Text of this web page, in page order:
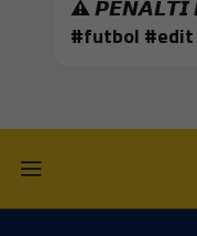
⚠️